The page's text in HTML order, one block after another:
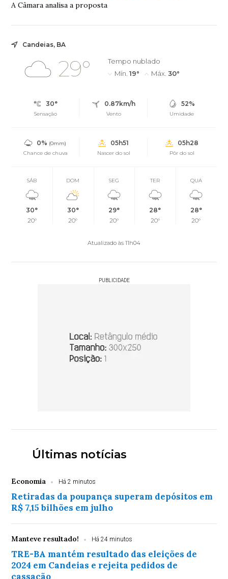
A Câmara analisa a proposta
Candeias, BA
29°
Tempo nublado
Mín. 19° Máx. 30°
30°
Sensação
0.87km/h
Vento
52%
Umidade
0% (0mm)
Chance de chuva
05h51
Nascer do sol
05h28
Pôr do sol
SÁB
30°
20°
DOM
30°
20°
SEG
29°
20°
TER
28°
20°
QUA
28°
20°
Atualizado às 11h04
PUBLICIDADE
Últimas notícias
Economia Há 2 minutos
Retiradas da poupança superam depósitos em
R$ 7,15 bilhões em julho
Manteve resultado! Há 24 minutos
TRE-BA mantém resultado das eleições de
2024 em Candeias e rejeita pedidos de
cassação